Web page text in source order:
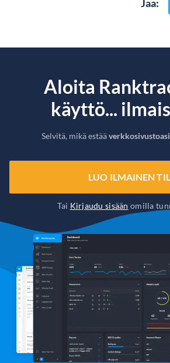
Jaa:
Aloita
käyttö...
Selvitä, mikä estääverkkosivustoasi
LUO ILMAINEN
Tai Kirjaudu sisään omilla